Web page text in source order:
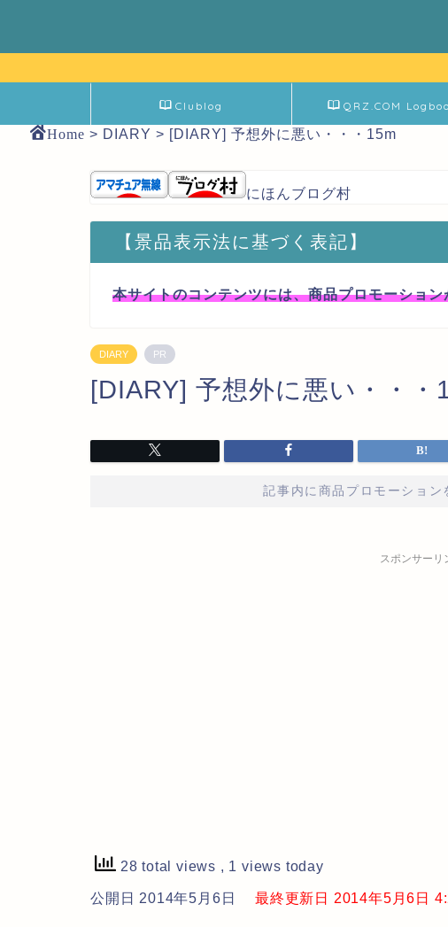
Clublog QRZ.COM
Home > DIARY > [DIARY] 予想外に悪い・・・15m
にほんブログ村
【景品表示法に基づく表記】
本サイトのコンテンツには、商品プロモーショ
DIARY PR
[DIARY] 予想外に悪い・・・
記事内に商品プロモーション
スポンサーリ
28 total views , 1 views today
公開日 2014年5月6日 最終更新日 2014年5月6日